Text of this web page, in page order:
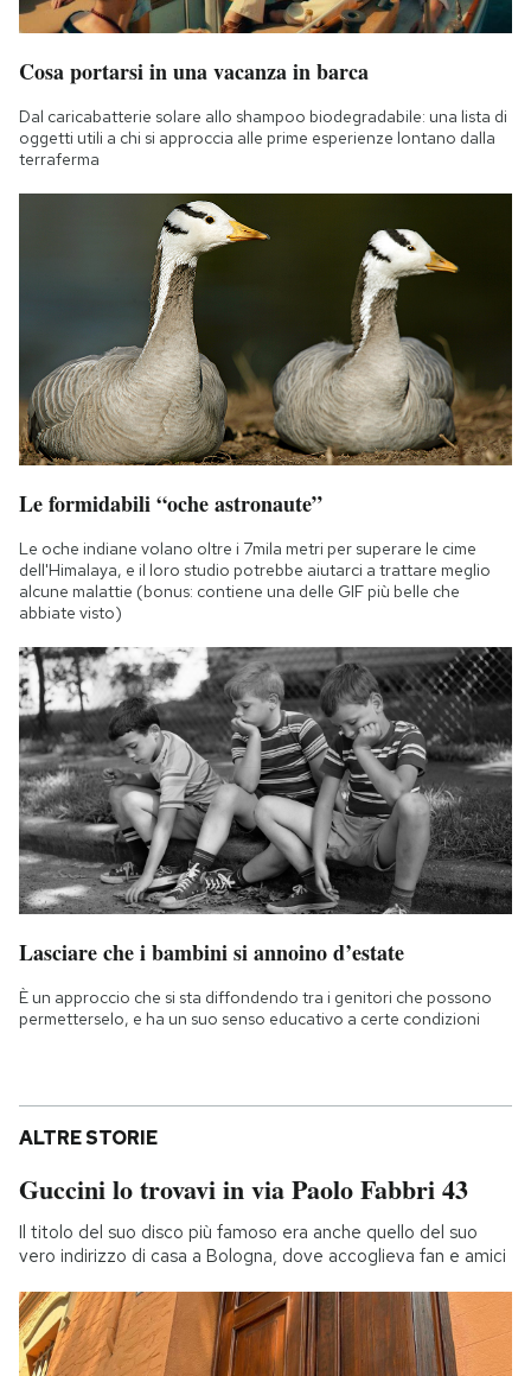
Cosa portarsi in una vacanza in barca
Dal caricabatterie solare allo shampoo biodegradabile: una lista di
oggetti utili a chi si approccia alle prime esperienze lontano dalla
terraferma
Le formidabili “oche astronaute”
Le oche indiane volano oltre i 7mila metri per superare le cime
dell'Himalaya, e il loro studio potrebbe aiutarci a trattare meglio
alcune malattie (bonus: contiene una delle GIF più belle che
abbiate visto)
Lasciare che i bambini si annoino d’estate
È un approccio che si sta diffondendo tra i genitori che possono
permetterselo, e ha un suo senso educativo a certe condizioni
ALTRE STORIE
Guccini lo trovavi in via Paolo Fabbri 43
Il titolo del suo disco più famoso era anche quello del suo
vero indirizzo di casa a Bologna, dove accoglieva fan e amici